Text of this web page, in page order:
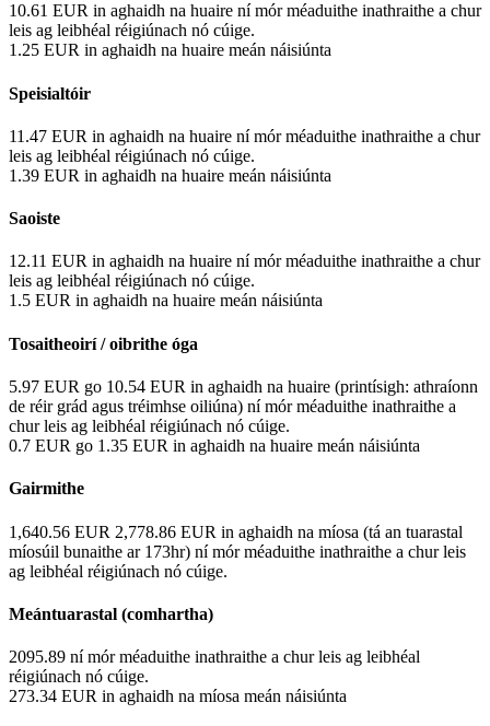
10.61 EUR in aghaidh na huaire ní mór méaduithe inathraithe a chur
leis ag leibhéal réigiúnach nó cúige.
1.25 EUR in aghaidh na huaire meán náisiúnta
Speisialtóir
11.47 EUR in aghaidh na huaire ní mór méaduithe inathraithe a chur
leis ag leibhéal réigiúnach nó cúige.
1.39 EUR in aghaidh na huaire meán náisiúnta
Saoiste
12.11 EUR in aghaidh na huaire ní mór méaduithe inathraithe a chur
leis ag leibhéal réigiúnach nó cúige.
1.5 EUR in aghaidh na huaire meán náisiúnta
Tosaitheoirí / oibrithe óga
5.97 EUR go 10.54 EUR in aghaidh na huaire (printísigh: athraíonn
de réir grád agus tréimhse oiliúna) ní mór méaduithe inathraithe a
chur leis ag leibhéal réigiúnach nó cúige.
0.7 EUR go 1.35 EUR in aghaidh na huaire meán náisiúnta
Gairmithe
1,640.56 EUR 2,778.86 EUR in aghaidh na míosa (tá an tuarastal
míosúil bunaithe ar 173hr) ní mór méaduithe inathraithe a chur leis
ag leibhéal réigiúnach nó cúige.
Meántuarastal (comhartha)
2095.89 ní mór méaduithe inathraithe a chur leis ag leibhéal
réigiúnach nó cúige.
273.34 EUR in aghaidh na míosa meán náisiúnta